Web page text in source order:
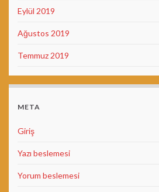
Eylül 2019
Ağustos 2019
Temmuz 2019
META
Giriş
Yazı beslemesi
Yorum beslemesi